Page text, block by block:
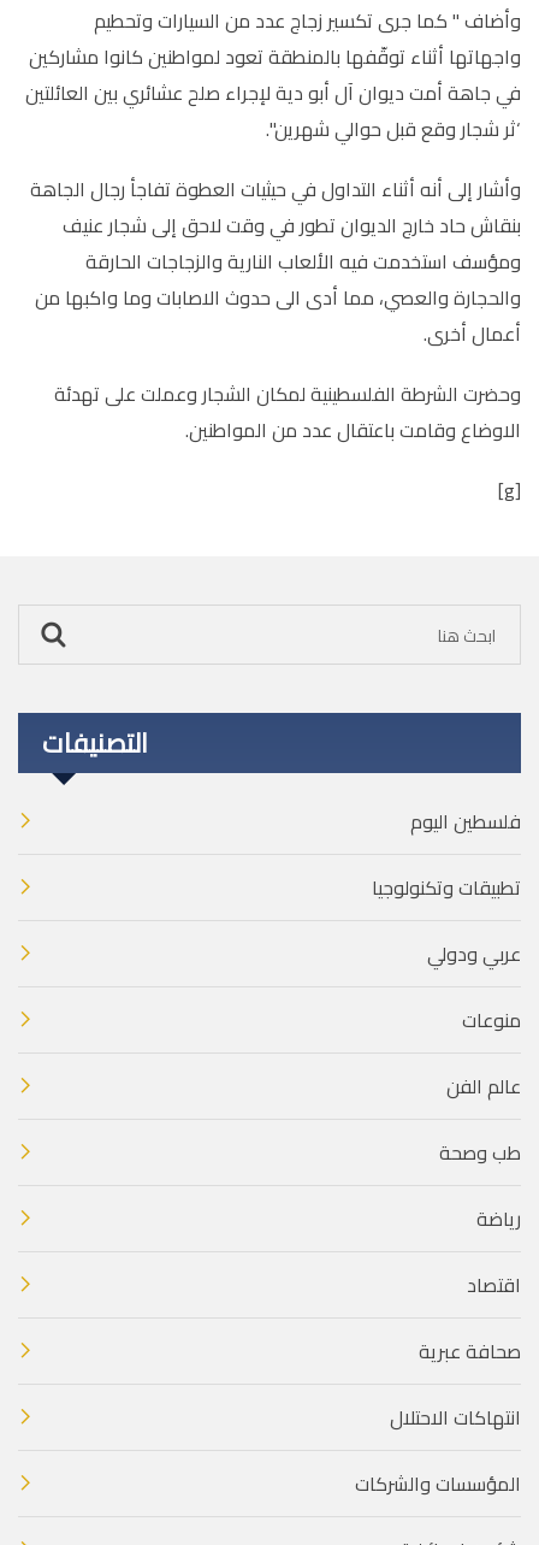
وأضاف " كما جرى تكسير زجاج عدد من السيارات وتحطيم
واجهاتها أثناء توقّفها بالمنطقة تعود لمواطنين كانوا مشاركين
في جاهة أمت ديوان آل أبو دية لإجراء صلح عشائري بين العائلتين
‘ثر شجار وقع قبل حوالي شهرين".
وأشار إلى أنه أثناء التداول في حيثيات العطوة تفاجأ رجال الجاهة
بنقاش حاد خارج الديوان تطور في وقت لاحق إلى شجار عنيف
ومؤسف استخدمت فيه الألعاب النارية والزجاجات الحارقة
والحجارة والعصي، مما أدى الى حدوث الاصابات وما واكبها من
أعمال أخرى.
وحضرت الشرطة الفلسطينية لمكان الشجار وعملت على تهدئة
الاوضاع وقامت باعتقال عدد من المواطنين.
[g]
التصنيفات
فلسطين اليوم
تطبيقات وتكنولوجيا
عربي ودولي
منوعات
عالم الفن
طب وصحة
رياضة
اقتصاد
صحافة عبرية
انتهاكات الاحتلال
المؤسسات والشركات